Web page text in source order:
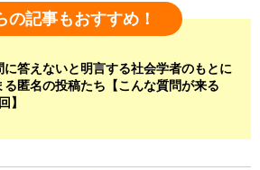
の記事もおすすめ！
に答えないと明言する社会学者のもとに
る匿名の投稿たち【こんな質問が来る
】